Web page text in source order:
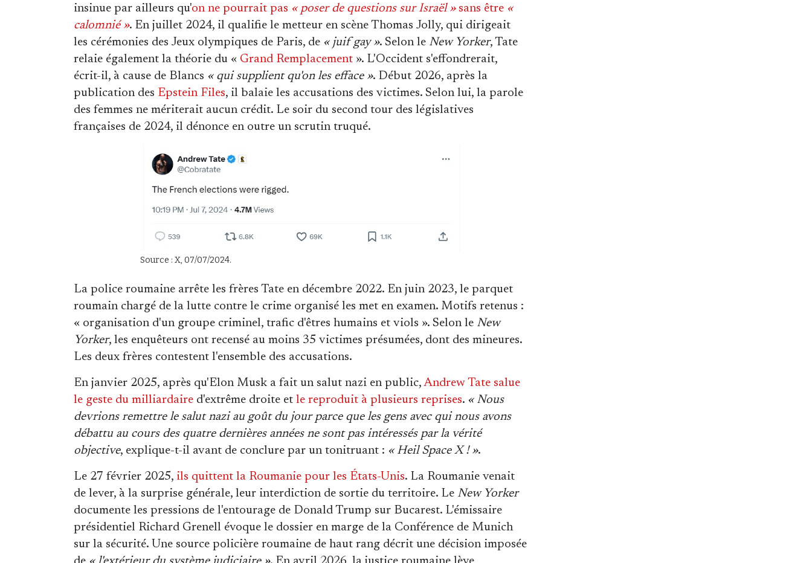
insinue par ailleurs qu'on ne pourrait pas « poser de questions sur Israël »sans être «
calomnié ». En juillet 2024, il qualifie le metteur en scène Thomas Jolly, qui dirigeait
les cérémonies des Jeux olympiques de Paris, de « juif gay ». Selon le New Yorker, Tate
relaie également la théorie du « Grand Remplacement ». L'Occident s'effondrerait,
écrit-il, à cause de Blancs « qui supplient qu'on les efface ». Début 2026, après la
publication des Epstein Files, il balaie les accusations des victimes. Selon lui, la parole
des femmes ne mériterait aucun crédit. Le soir du second tour des législatives
françaises de 2024, il dénonce en outre un scrutin truqué.
Source : X, 07/07/2024.
La police roumaine arrête les frères Tate en décembre 2022. En juin 2023, le parquet
roumain chargé de la lutte contre le crime organisé les met en examen. Motifs retenus :
« organisation d'un groupe criminel, trafic d'êtres humains et viols ». Selon le New
Yorker, les enquêteurs ont recensé au moins 35 victimes présumées, dont des mineures.
Les deux frères contestent l'ensemble des accusations.
En janvier 2025, après qu'Elon Musk a fait un salut nazi en public, Andrew Tate salue
le geste du milliardaire d'extrême droite et le reproduit à plusieurs reprises. « Nous
devrions remettre le salut nazi au goût du jour parce que les gens avec qui nous avons
débattu au cours des quatre dernières années ne sont pas intéressés par la vérité
objective, explique-t-il avant de conclure par un tonitruant : « Heil Space X ! ».
Le 27 février 2025, ils quittent la Roumanie pour les États-Unis. La Roumanie venait
de lever, à la surprise générale, leur interdiction de sortie du territoire. Le New Yorker
documente les pressions de l'entourage de Donald Trump sur Bucarest. L'émissaire
présidentiel Richard Grenell évoque le dossier en marge de la Conférence de Munich
sur la sécurité. Une source policière roumaine de haut rang décrit une décision imposée